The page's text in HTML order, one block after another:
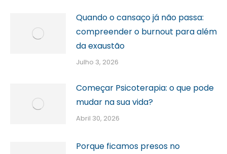
Quando o cansaço já não passa:
compreender o burnout para além
da exaustão
Julho 3, 2026
Começar Psicoterapia: o que pode
mudar na sua vida?
Abril 30, 2026
Porque ficamos presos no